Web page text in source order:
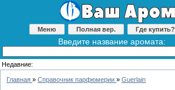
Меню Полная вер. Где купить?
Введите название аромата:
Недавние:
Главная » Справочник парфюмерии » Guerlain